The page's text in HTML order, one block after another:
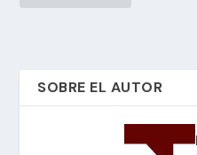
SOBRE EL AUTOR